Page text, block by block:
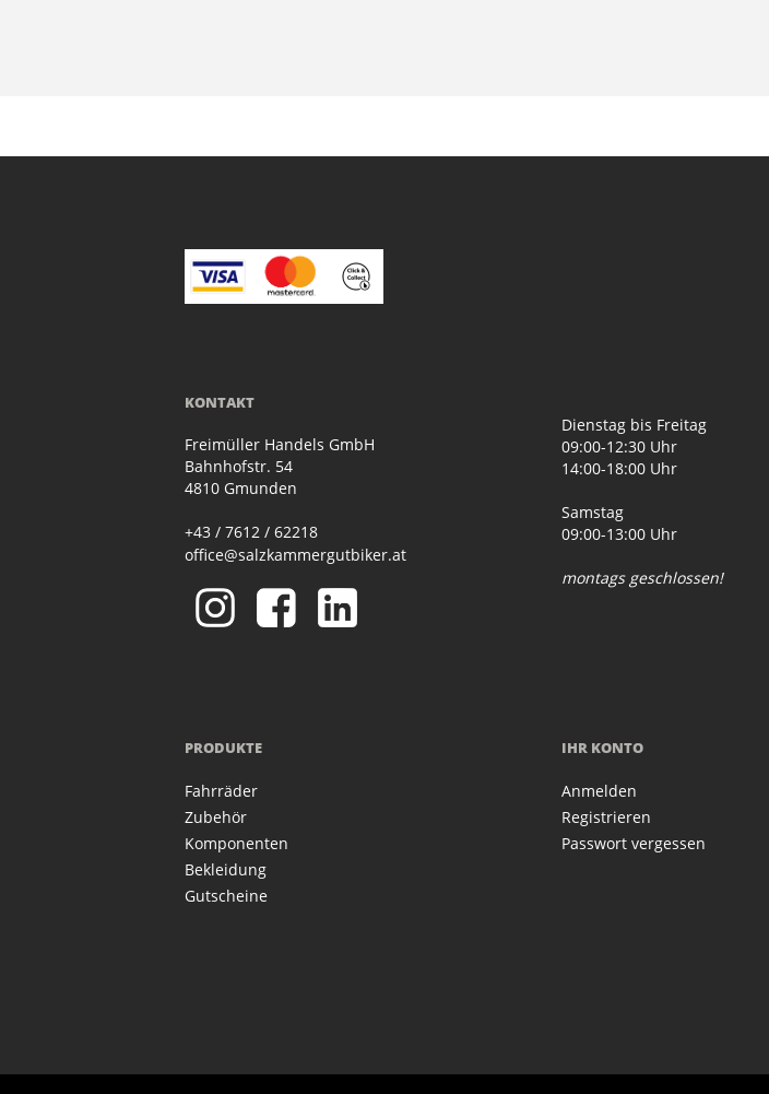
KONTAKT
Freimüller Handels GmbH
Bahnhofstr. 54
4810 Gmunden
+43 / 7612 / 62218
office@salzkammergutbiker.at
Dienstag bis Freitag
09:00-12:30 Uhr
14:00-18:00 Uhr
Samstag
09:00-13:00 Uhr
montags geschlossen!
PRODUKTE
Fahrräder
Zubehör
Komponenten
Bekleidung
Gutscheine
IHR KONTO
Anmelden
Registrieren
Passwort vergessen